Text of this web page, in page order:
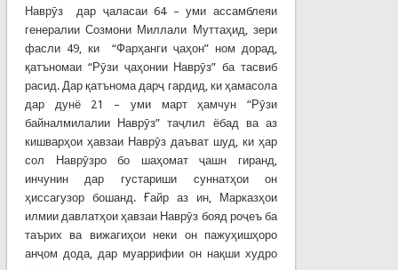
Наврӯз дар ҷаласаи 64 – уми ассамблеяи
генералии Созмони Миллали Муттаҳид, зери
фасли 49, ки “Фарҳанги ҷаҳон” ном дорад,
қатъномаи “Рӯзи ҷаҳонии Наврӯз” ба тасвиб
расид. Дар қатънома дарҷ гардид, ки ҳамасола
дар дунё 21 – уми март ҳамчун “Рӯзи
байналмилалии Наврӯз” таҷлил ёбад ва аз
кишварҳои ҳавзаи Наврӯз даъват шуд, ки ҳар
сол Наврӯзро бо шаҳомат ҷашн гиранд,
инчунин дар густариши суннатҳои он
ҳиссагузор бошанд. Ғайр аз ин, Марказҳои
илмии давлатҳои ҳавзаи Наврӯз бояд роҷеъ ба
таърих ва вижагиҳои неки он пажуҳишҳоро
анҷом дода, дар муаррифии он нақши худро